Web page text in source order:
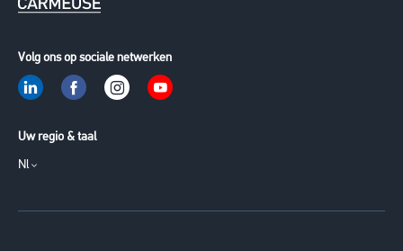
Volg ons op sociale netwerken
Uw regio & taal
Nl